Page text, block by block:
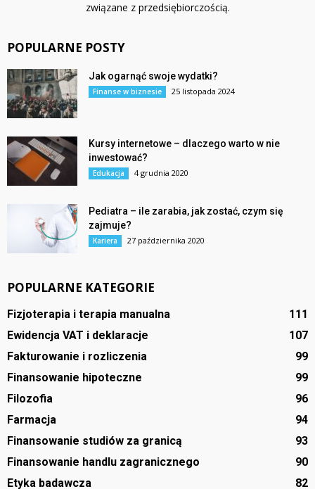
związane z przedsiębiorczością.
POPULARNE POSTY
Jak ogarnąć swoje wydatki?
Finanse w biznesie 25 listopada 2024
Kursy internetowe – dlaczego warto w nie
inwestować?
Edukacja 4 grudnia 2020
Pediatra – ile zarabia, jak zostać, czym się
zajmuje?
Kariera 27 października 2020
POPULARNE KATEGORIE
Fizjoterapia i terapia manualna
111
Ewidencja VAT i deklaracje
107
Fakturowanie i rozliczenia
99
Finansowanie hipoteczne
99
Filozofia
96
Farmacja
94
Finansowanie studiów za granicą
93
Finansowanie handlu zagranicznego
90
Etyka badawcza
82